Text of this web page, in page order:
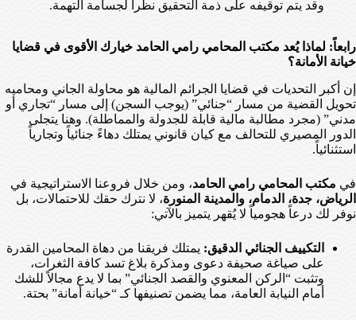
وقد يتم توقيفه على ذمة التحقيق نظراً لجسامة التهمة.
رابعاً: لماذا يُعد مكتب المحامي رامي الحامد خيارك الأقوى في قضايا
خيانة الأمانة؟
إن أكبر التحديات في قضايا الجرائم المالية هو محاولة الجاني ومحاميه
تحويل القضية من مسار “جنائي” (يوجب السجن) إلى مسار “تجاري أو
مدني” (مجرد مطالبة مالية قابلة للجدولة والمماطلة). وهنا يتجلى
الدور المصيري للتحالف مع كيان قانوني يمتلك دهاءً جنائياً وتجارياً
استثنائياً.
في مكتب المحامي رامي الحامد، ومن خلال فروعنا الاستراتيجية في
الرياض، جدة، الدمام، والمدينة المنورة، لا نترك حقك للاحتمالات، بل
نوفر لك درعاً هجومياً لا يُقهر يتميز بالآتي:
التكييف الجنائي الدقيق: يمتلك فريقنا من دهاة المحامين القدرة
على صياغة صحيفة دعوى ومذكرة بلاغ تسد كافة الثغرات،
وتثبت “الركن المعنوي والقصد الجنائي” بما لا يدع مجالاً للشك
أمام النيابة العامة، مما يضمن تصنيفها كـ “خيانة أمانة” بحتة.